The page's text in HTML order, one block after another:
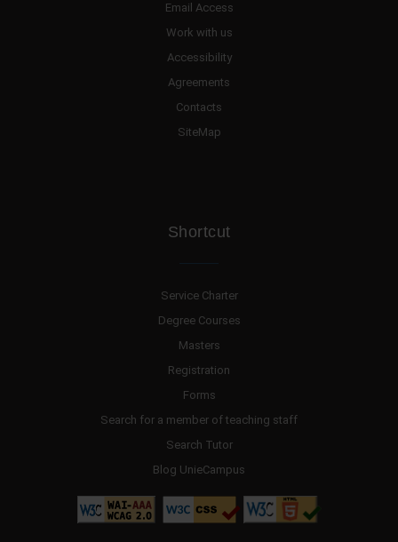
Email Access
Work with us
Accessibility
Agreements
Contacts
SiteMap
Shortcut
Service Charter
Degree Courses
Masters
Registration
Forms
Search for a member of teaching staff
Search Tutor
Blog UnieCampus